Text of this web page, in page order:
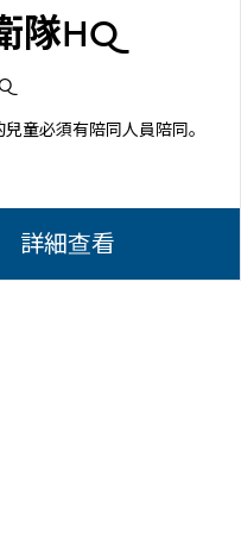
隊HQ
童必須有陪同人員陪同。
詳細查看